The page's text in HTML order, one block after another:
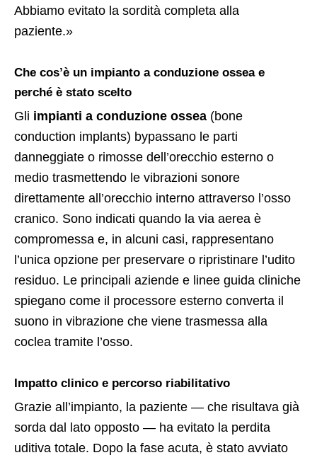
Abbiamo evitato la sordità completa alla
paziente.»
Che cos’è un impianto a conduzione ossea e
perché è stato scelto
Gli impianti a conduzione ossea (bone
conduction implants) bypassano le parti
danneggiate o rimosse dell’orecchio esterno o
medio trasmettendo le vibrazioni sonore
direttamente all’orecchio interno attraverso l’osso
cranico. Sono indicati quando la via aerea è
compromessa e, in alcuni casi, rappresentano
l’unica opzione per preservare o ripristinare l’udito
residuo. Le principali aziende e linee guida cliniche
spiegano come il processore esterno converta il
suono in vibrazione che viene trasmessa alla
coclea tramite l’osso.
Impatto clinico e percorso riabilitativo
Grazie all’impianto, la paziente — che risultava già
sorda dal lato opposto — ha evitato la perdita
uditiva totale. Dopo la fase acuta, è stato avviato